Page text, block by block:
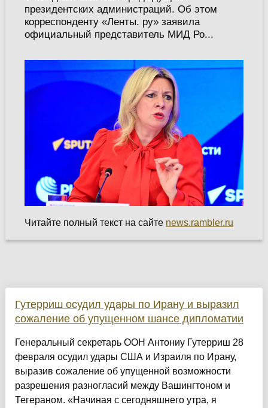
президентских администраций. Об этом
корреспонденту «Ленты. ру» заявила
официальный представитель МИД Ро...
Читайте полный текст на сайте news.rambler.ru
Гутерриш осудил удары по Ирану и выразил
сожаление об упущенном шансе дипломатии
Генеральный секретарь ООН Антониу Гутерриш 28
февраля осудил удары США и Израиля по Ирану,
выразив сожаление об упущенной возможности
разрешения разногласий между Вашингтоном и
Тегераном. «Начиная с сегодняшнего утра, я